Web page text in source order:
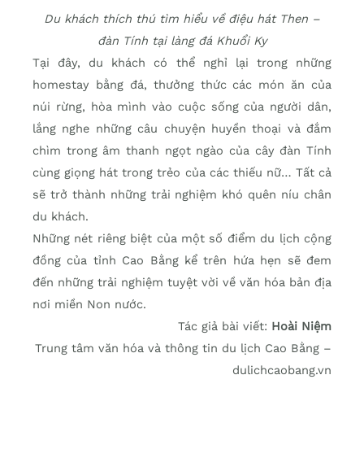
Du khách thích thú tìm hiểu về điệu hát Then –
đàn Tính tại làng đá Khuổi Ky
Tại đây, du khách có thể nghỉ lại trong những
homestay bằng đá, thưởng thức các món ăn của
núi rừng, hòa mình vào cuộc sống của người dân,
lắng nghe những câu chuyện huyền thoại và đắm
chìm trong âm thanh ngọt ngào của cây đàn Tính
cùng giọng hát trong trẻo của các thiếu nữ… Tất cả
sẽ trở thành những trải nghiệm khó quên níu chân
du khách.
Những nét riêng biệt của một số điểm du lịch cộng
đồng của tỉnh Cao Bằng kể trên hứa hẹn sẽ đem
đến những trải nghiệm tuyệt vời về văn hóa bản địa
nơi miền Non nước.
Tác giả bài viết: Hoài Niệm
Trung tâm văn hóa và thông tin du lịch Cao Bằng –
dulichcaobang.vn